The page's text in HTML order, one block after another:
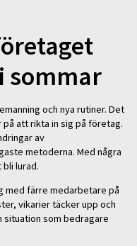
sommar
och nya rutiner. Det
att rikta in sig på företag.
av
metoderna. Med några
lurad.
med färre medarbetare på
vikarier täcker upp och
situation som bedragare